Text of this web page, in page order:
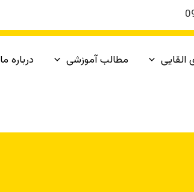
مطالب آموزشی درباره ما